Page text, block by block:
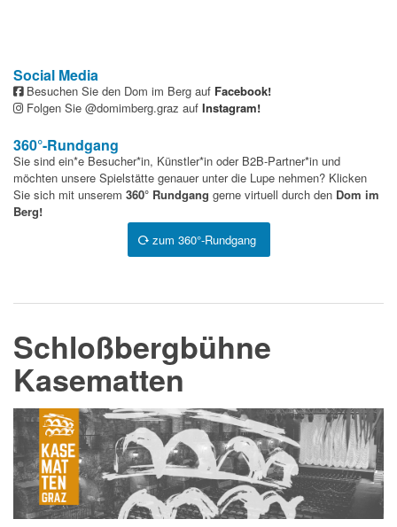
Social Media
Besuchen Sie den Dom im Berg auf Facebook!
Folgen Sie @domimberg.graz auf Instagram!
360°-Rundgang
Sie sind ein*e Besucher*in, Künstler*in oder B2B-Partner*in und
möchten unsere Spielstätte genauer unter die Lupe nehmen? Klicken
Sie sich mit unserem 360° Rundgang gerne virtuell durch den Dom im
Berg!
zum 360°-Rundgang
Schloßbergbühne
Kasematten